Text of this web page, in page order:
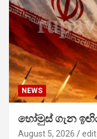
NEWS
හෝමුස් ගැන
August 5, 2026